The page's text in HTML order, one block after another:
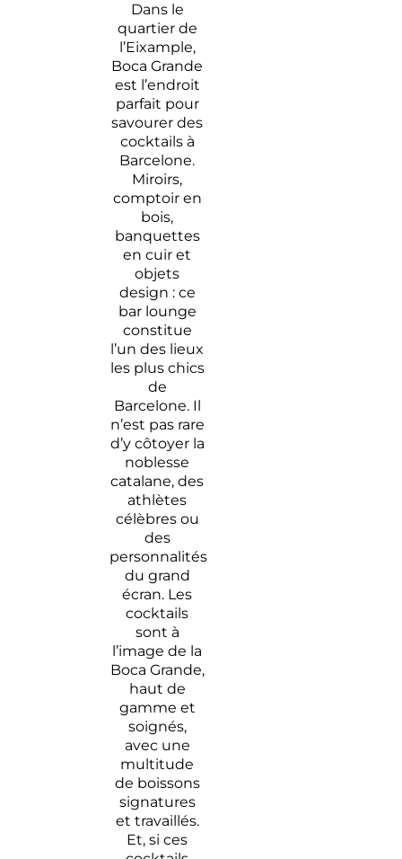
Dans le
quartier de
l’Eixample,
Boca Grande
est l’endroit
parfait pour
savourer des
cocktails à
Barcelone.
Miroirs,
comptoir en
bois,
banquettes
en cuir et
objets
design : ce
bar lounge
constitue
l’un des lieux
les plus chics
de
Barcelone. Il
n’est pas rare
d’y côtoyer la
noblesse
catalane, des
athlètes
célèbres ou
des
personnalités
du grand
écran. Les
cocktails
sont à
l’image de la
Boca Grande,
haut de
gamme et
soignés,
avec une
multitude
de boissons
signatures
et travaillés.
Et, si ces